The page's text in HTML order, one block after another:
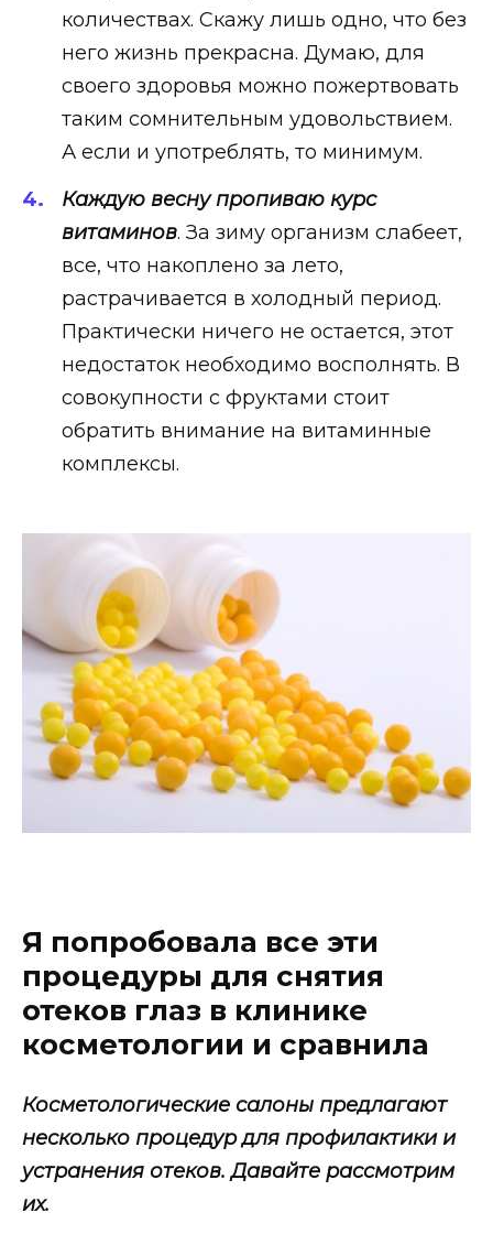
количествах. Скажу лишь одно, что без
него жизнь прекрасна. Думаю, для
своего здоровья можно пожертвовать
таким сомнительным удовольствием.
А если и употреблять, то минимум.
Каждую весну пропиваю курс
витаминов. За зиму организм слабеет,
все, что накоплено за лето,
растрачивается в холодный период.
Практически ничего не остается, этот
недостаток необходимо восполнять. В
совокупности с фруктами стоит
обратить внимание на витаминные
комплексы.
Я попробовала все эти
процедуры для снятия
отеков глаз в клинике
косметологии и сравнила
Косметологические салоны предлагают
несколько процедур для профилактики и
устранения отеков. Давайте рассмотрим
их.